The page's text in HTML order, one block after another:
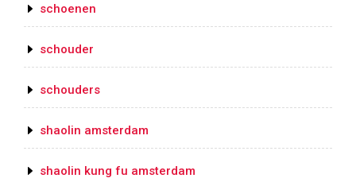
schoenen
schouder
schouders
shaolin amsterdam
shaolin kung fu amsterdam